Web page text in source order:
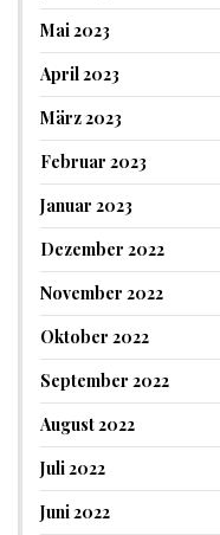
Mai 2023
April 2023
März 2023
Februar 2023
Januar 2023
Dezember 2022
November 2022
Oktober 2022
September 2022
August 2022
Juli 2022
Juni 2022